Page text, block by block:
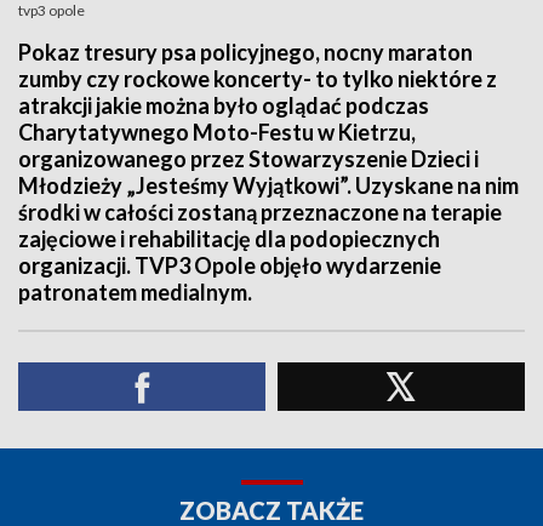
tvp3 opole
Pokaz tresury psa policyjnego, nocny maraton
zumby czy rockowe koncerty- to tylko niektóre z
atrakcji jakie można było oglądać podczas
Charytatywnego Moto-Festu w Kietrzu,
organizowanego przez Stowarzyszenie Dzieci i
Młodzieży „Jesteśmy Wyjątkowi”. Uzyskane na nim
środki w całości zostaną przeznaczone na terapie
zajęciowe i rehabilitację dla podopiecznych
organizacji. TVP3 Opole objęło wydarzenie
patronatem medialnym.
ZOBACZ TAKŻE